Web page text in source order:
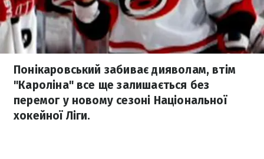
Понікаровський забиває дияволам, втім
"Кароліна" все ще залишається без
перемог у новому сезоні Національної
хокейної Ліги.